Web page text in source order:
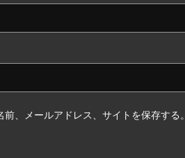
、メールアドレス、サイトを保存する。